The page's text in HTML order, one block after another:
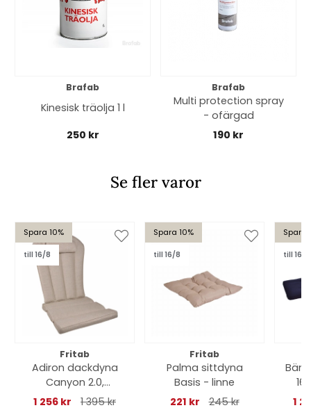
Brafab
Kinesisk träolja 1 l
250 kr
Brafab
Multi protection spray
- ofärgad
190 kr
Se fler varor
Spara 10%
till 16/8
Fritab
Adiron dackdyna
Canyon 2.0,
nackkudde - ecru
1 256 kr 1 395 kr
Spara 10%
till 16/8
Fritab
Palma sittdyna
Basis - linne
221 kr
245 kr
Spara
till 16/8
1